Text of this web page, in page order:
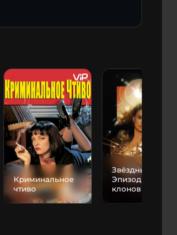
Криминальное
чтиво
Звёздные
Эпизод II: Атака
клонов